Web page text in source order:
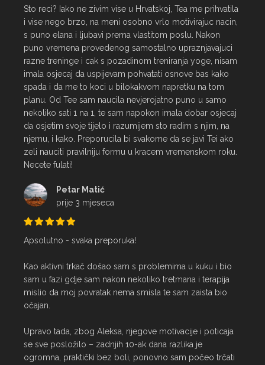
Sto reci? Iako ne zivim vise u Hrvatskoj, Tea me prihvatila
i vise nego brzo, na meni osobno vrlo motivirajuc nacin,
s puno elana i ljubavi prema vlastitom poslu. Nakon
puno vremena provedenog samostalno upraznjavajuci
razne treninge i cak s pozadinom treniranja yoge, nisam
imala osjecaj da uspijevam pohvatati osnove bas kako
spada i da me to koci u bilokakvom napretku na tom
planu. Od Tee sam naucila nevjerojatno puno u samo
nekoliko sati 1 na 1, te sam napokon imala dobar osjecaj
da osjetim svoje tijelo i razumijem sto radim s njim, na
njemu, i kako. Preporucila bi svakome da se javi Tei ako
zeli nauciti pravilniju formu u kracem vremenskom roku.
Necete fulati!
Petar Matić
prije 3 mjeseca
Apsolutno - svaka preporuka!
Kao aktivni trkač došao sam s problemima u kuku i bio
sam u fazi gdje sam nakon nekoliko tretmana i terapija
mislio da moj povratak nema smisla te sam zaista bio
očajan.
Upravo tada, zbog Aleksa, njegove motivacije i poticaja
se sve posložilo – zadnjih 10-ak dana razlika je
ogromna, praktički bez boli, ponovno sam počeo trčati